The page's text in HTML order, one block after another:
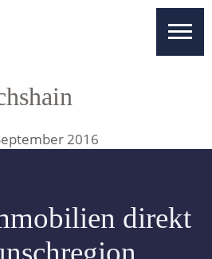
SERVICE
KONTAKT
2016
direkt